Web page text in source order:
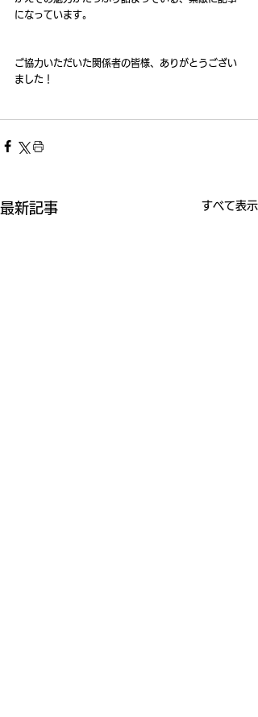
になっています。
ご協力いただいた関係者の皆様、ありがとうござい
ました！
最新記事 すべて表示